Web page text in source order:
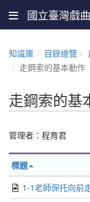
國立臺灣戲
知識庫 目錄總覽
走鋼索的基本動作
走鋼索的基
管理者：程育君
標題
1-1老師保托向前